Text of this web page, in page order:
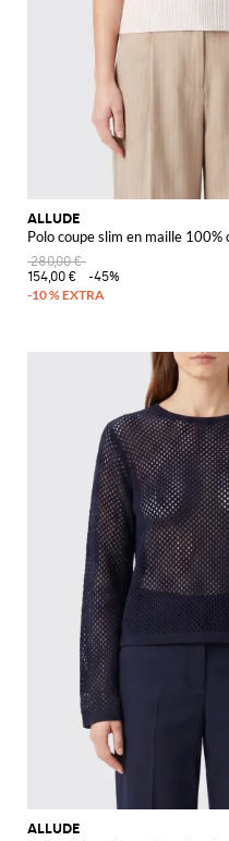
ALLUDE
Polo coupe slim en maille
280,00 €
154,00 €
-45%
ALLUDE